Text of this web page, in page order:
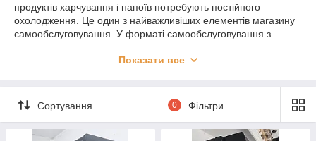
продуктів харчування і напоїв потребують постійного
охолодження. Це один з найважливіших елементів магазину
самообслуговування. У форматі самообслуговування з
обсяг товарів. Вертикальна викладка регала економить місце
зберігання товару в охолоджуваному вигляді. Асортимент,
представлений покупцям великий, використовуються для
продажу напоїв, молочних продуктів, ковбас, сирів, риби,
овочів і фруктів, копченостями і солінь і багато іншого.
Показати все
Сортування 0 Фільтри